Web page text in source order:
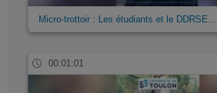
Micro-trottoir : Les étudiants et le DDRSE…
00:01:01